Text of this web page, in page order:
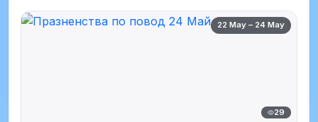
22 May – 24 May
29